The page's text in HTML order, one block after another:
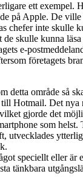
ett exempel.
på Apple. De
chefer inte skulle
de skulle kunna
e-
företagets
detta område så
Hotmail. Det nya
gjorde det
som helst.
utvecklades
speciellt eller är
tänkbara